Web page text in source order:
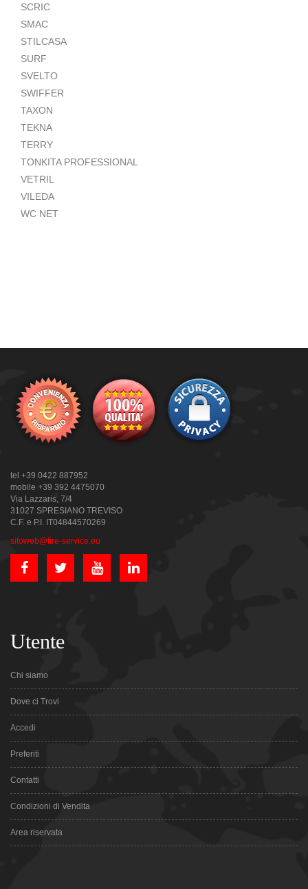
SCRIC
SMAC
STILCASA
SURF
SVELTO
SWIFFER
TAXON
TEKNA
TERRY
TONKITA PROFESSIONAL
VETRIL
VILEDA
WC NET
tel +39 0422 887952
mobile +39 392 4475070
Via Lazzaris, 7/4
31027 SPRESIANO TREVISO
C.F. e P.I. IT04844570269
sitoweb@fire-service.eu
Utente
Chi siamo
Dove ci Trovi
Accedi
Preferiti
Contatti
Condizioni di Vendita
Area riservata